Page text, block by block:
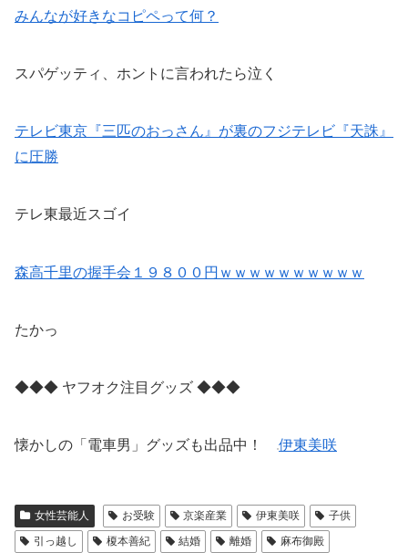
みんなが好きなコピペって何？
スパゲッティ、ホントに言われたら泣く
テレビ東京『三匹のおっさん』が裏のフジテレビ『天誅』
に圧勝
テレ東最近スゴイ
森高千里の握手会１９８００円ｗｗｗｗｗｗｗｗｗｗ
たかっ
◆◆◆ ヤフオク注目グッズ ◆◆◆
懐かしの「電車男」グッズも出品中！ 伊東美咲
女性芸能人 お受験 京楽産業 伊東美咲
子供
引っ越し
榎本善紀 結婚 離婚 麻布御殿